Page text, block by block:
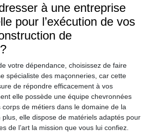
à une entreprise
pour l’exécution de vos
de
votre dépendance, choisissez de faire
spécialiste des maçonneries, car cette
de répondre efficacement à vos
elle possède une équipe chevronnées
de métiers dans le domaine de la
elle dispose de matériels adaptés pour
de l’art la mission que vous lui confiez.